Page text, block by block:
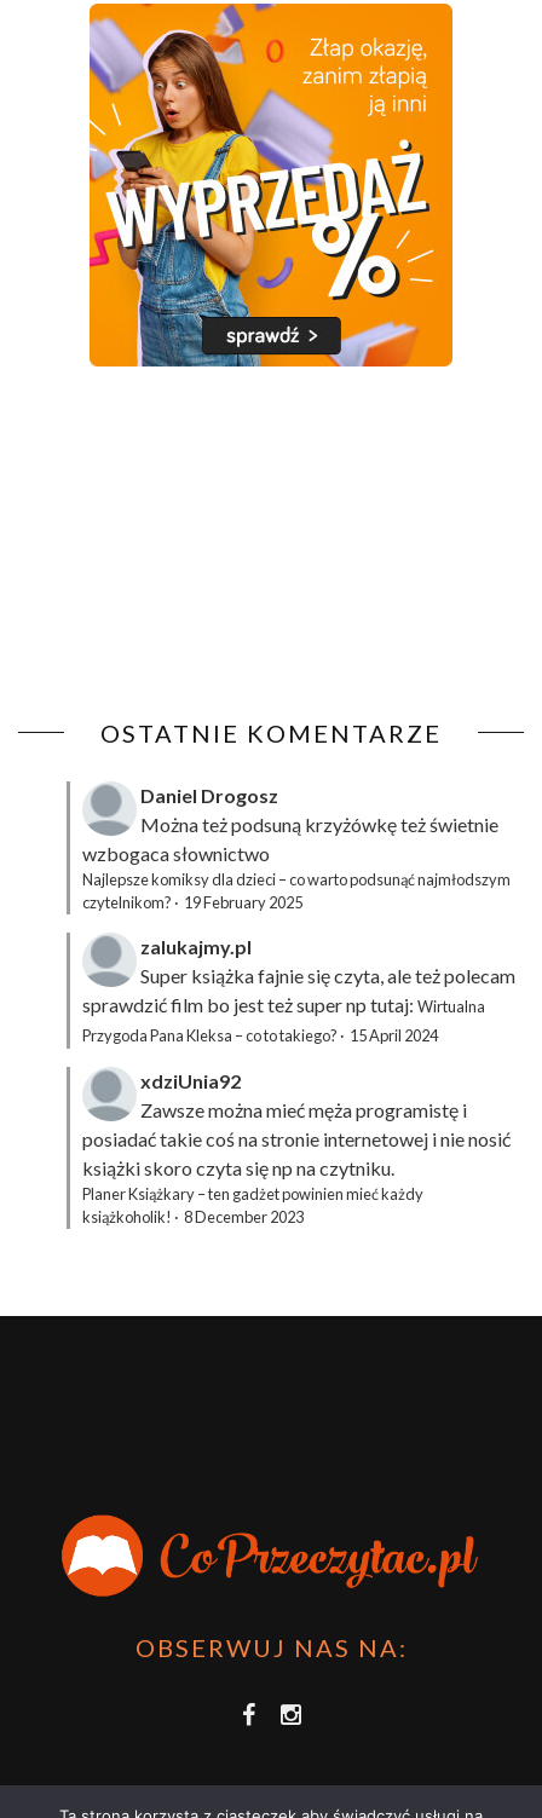
OSTATNIE KOMENTARZE
Daniel Drogosz
Można też podsuną krzyżówkęteż świetnie
wzbogaca słownictwo
Najlepsze komiksy dla dzieci – co warto podsunąć najmłodszym
czytelnikom? · 19 February 2025
zalukajmy.pl
Super książka fajnie się czyta, ale też polecam
sprawdzić film bo jest też super np tutaj: Wirtualna
Przygoda Pana Kleksa – co to takiego? · 15 April 2024
xdziUnia92
Zawsze można mieć męża programistę i
posiadać takie coś na stronie internetowej i nie nosić
książki skoro czyta się np na czytniku.
Planer Książkary – ten gadżet powinien mieć każdy
książkoholik! · 8 December 2023
OBSERWUJ NAS NA: